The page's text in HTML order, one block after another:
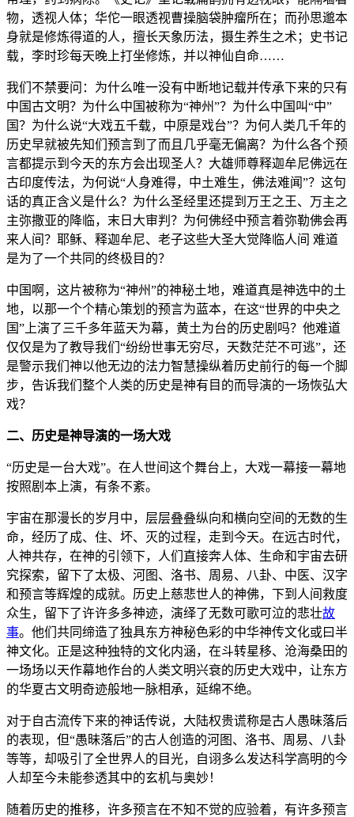
物，透视人体；华佗一眼透视曹操脑袋肿瘤所在；而孙思邈本
身就是修炼得道的人，擅长天象历法，摄生养生之术；史书记
载，李时珍每天晚上打坐修炼，并以神仙自命……
我们不禁要问：为什么唯一没有中断地记载并传承下来的只有
中国古文明？为什么中国被称为“神州”？为什么中国叫“中”
国？为什么说“大戏五千载，中原是戏台”？为何人类几千年的
历史早就被先知们预言到了而且几乎毫无偏离？为什么各个预
言都提示到今天的东方会出现圣人？大雄师尊释迦牟尼佛远在
古印度传法，为何说“人身难得，中土难生，佛法难闻”？这句
话的真正含义是什么？为什么圣经里还提到万王之王、万主之
主弥撒亚的降临，末日大审判？为何佛经中预言着弥勒佛会再
来人间？耶稣、释迦牟尼、老子这些大圣大觉降临人间 难道
是为了一个共同的终极目的？
中国啊，这片被称为“神州”的神秘土地，难道真是神选中的土
地，以那一个个精心策划的预言为蓝本，在这“世界的中央之
国”上演了三千多年蓝天为幕，黄土为台的历史剧吗？他难道
仅仅是为了教导我们“纷纷世事无穷尽，天数茫茫不可逃”，还
是警示我们神以他无边的法力智慧操纵着历史前行的每一个脚
步，告诉我们整个人类的历史是神有目的而导演的一场恢弘大
戏？
二、历史是神导演的一场大戏
“历史是一台大戏”。在人世间这个舞台上，大戏一幕接一幕地
按照剧本上演，有条不紊。
宇宙在那漫长的岁月中，层层叠叠纵向和横向空间的无数的生
命，经历了成、住、坏、灭的过程，走到今天。在远古时代，
人神共存，在神的引领下，人们直接奔人体、生命和宇宙去研
究探索，留下了太极、河图、洛书、周易、八卦、中医、汉字
和预言等辉煌的成就。历史上慈悲世人的神佛，下到人间救度
众生，留下了许许多多神迹，演绎了无数可歌可泣的悲壮故
事。他们共同缔造了独具东方神秘色彩的中华神传文化或曰半
神文化。正是这种独特的文化内涵，在斗转星移、沧海桑田的
一场场以天作幕地作台的人类文明兴衰的历史大戏中，让东方
的华夏古文明奇迹般地一脉相承，延绵不绝。
对于自古流传下来的神话传说，大陆权贵谎称是古人愚昧落后
的表现，但“愚昧落后”的古人创造的河图、洛书、周易、八卦
等等，却吸引了全世界人的目光，自诩多么发达科学高明的今
人却至今未能参透其中的玄机与奥妙！
随着历史的推移，许多预言在不知不觉的应验着，有许多预言